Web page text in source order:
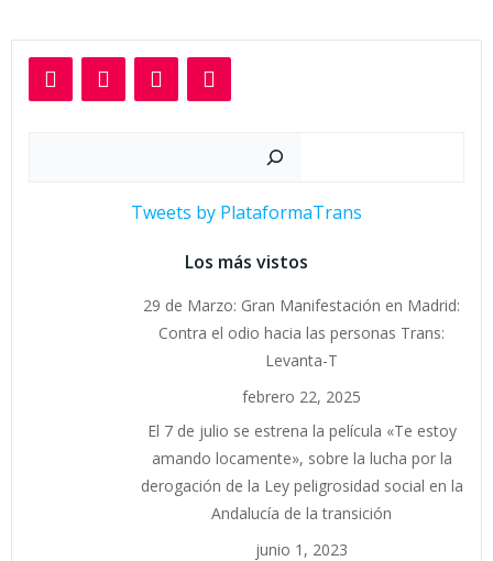
Tweets by PlataformaTrans
Los más vistos
29 de Marzo: Gran Manifestación en Madrid:
Contra el odio hacia las personas Trans:
Levanta-T
febrero 22, 2025
El 7 de julio se estrena la película «Te estoy
amando locamente», sobre la lucha por la
derogación de la Ley peligrosidad social en la
Andalucía de la transición
junio 1, 2023